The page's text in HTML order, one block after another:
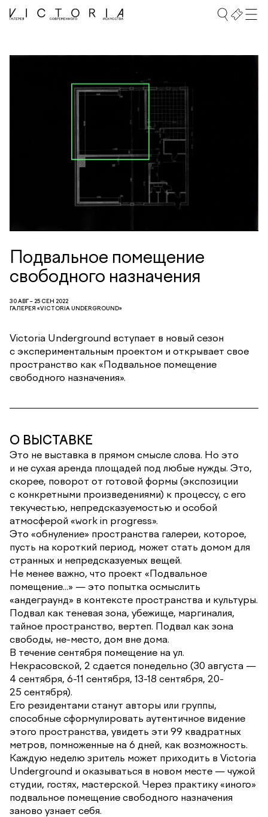
Подвальное помещение
свободного назначения
30 АВГ – 25 СЕН 2022
ГАЛЕРЕЯ «VICTORIA UNDERGROUND»
Victoria Underground вступает в новый сезон
с экспериментальным проектом и открывает свое
пространство как «Подвальное помещение
свободного назначения».
О ВЫСТАВКЕ
Это не выставка в прямом смысле слова. Но это
и не сухая аренда площадей под любые нужды. Это,
скорее, поворот от готовой формы (экспозиции
с конкретными произведениями) к процессу, с его
текучестью, непредсказуемостью и особой
атмосферой «work in progress».
Это «обнуление» пространства галереи, которое,
пусть на короткий период, может стать домом для
странных и непредсказуемых вещей.
Не менее важно, что проект «Подвальное
помещение...» — это попытка осмыслить
«андеграунд» в контексте пространства и культуры.
Подвал как теневая зона, убежище, маргиналия,
тайное пространство, вертеп. Подвал как зона
свободы, не-место, дом вне дома.
В течение сентября помещение на ул.
Некрасовской, 2 сдается понедельно (30 августа —
4 сентября, 6-11 сентября, 13-18 сентября, 20-
25 сентября).
Его резидентами станут авторы или группы,
способные сформулировать аутентичное видение
этого пространства, увидеть эти 99 квадратных
метров, помноженные на 6 дней, как возможность.
Каждую неделю зритель может приходить в Victoria
Underground и оказываться в новом месте — чужой
студии, гостях, мастерской. Через практику «иного»
подвальное помещение свободного назначения
заново узнает себя.